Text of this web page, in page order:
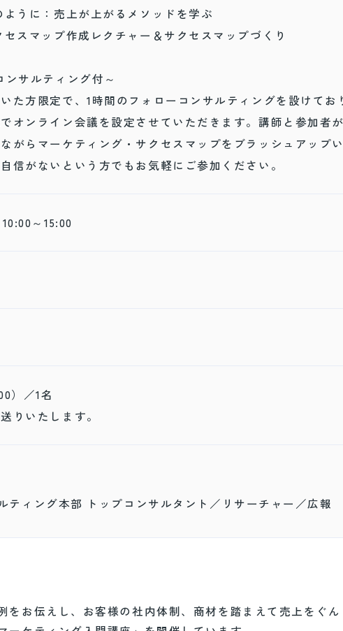
うに：売上が上がるメソッドを学ぶ
スマップ作成レクチャー＆サクセスマップづくり
ンサルティング付～
た方限定で、1時間のフォローコンサルティングを設けてお
オンライン会議を設定させていただきます。講師と参加者
がらマーケティング・サクセスマップをブラッシュアップ
信がないという方でもお気軽にご参加ください。
～15:00
）／1名
りいたします。
ティング本部 トップコンサルタント／リサーチャー／広報
をお伝えし、お客様の社内体制、商材を踏まえて売上をぐ